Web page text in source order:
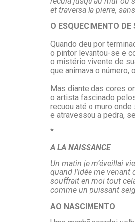
et traversa la pierre,
O ESQUECIMENTO DE
Quando deu por
o pintor levantou-se e
o mistério vivente de
que animava o número,
Mas diante das cores
o artista fascinado
recuou até o muro onde
e atravessou a pedra,
*
A LA NAISSANCE
Un matin je m’éveillai
quand l’idée me venant
souffrait en moi tout
comme un puissant
AO NASCIMENTO